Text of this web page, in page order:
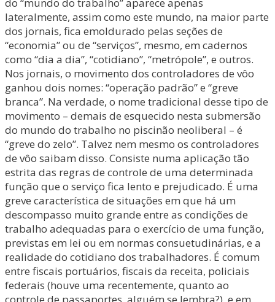
lateralmente, assim como este mundo, na maior parte
dos jornais, fica emoldurado pelas seções de
“economia” ou de “serviços”, mesmo, em cadernos
como “dia a dia”, “cotidiano”, “metrópole”, e outros.
Nos jornais, o movimento dos controladores de vôo
ganhou dois nomes: “operação padrão” e “greve
branca”. Na verdade, o nome tradicional desse tipo de
movimento – demais de esquecido nesta submersão
do mundo do trabalho no piscinão neoliberal – é
“greve do zelo”. Talvez nem mesmo os controladores
de vôo saibam disso. Consiste numa aplicação tão
estrita das regras de controle de uma determinada
função que o serviço fica lento e prejudicado. É uma
greve característica de situações em que há um
descompasso muito grande entre as condições de
trabalho adequadas para o exercício de uma função,
previstas em lei ou em normas consuetudinárias, e a
realidade do cotidiano dos trabalhadores. É comum
entre fiscais portuários, fiscais da receita, policiais
federais (houve uma recentemente, quanto ao
controle de passaportes, alguém se lembra?), e em